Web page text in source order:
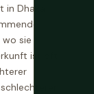
Dhaka
wo sie
ist oft